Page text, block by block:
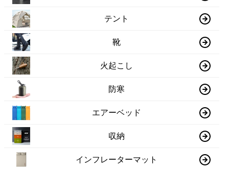
テント
靴
火起こし
防寒
エアーベッド
収納
インフレーターマット